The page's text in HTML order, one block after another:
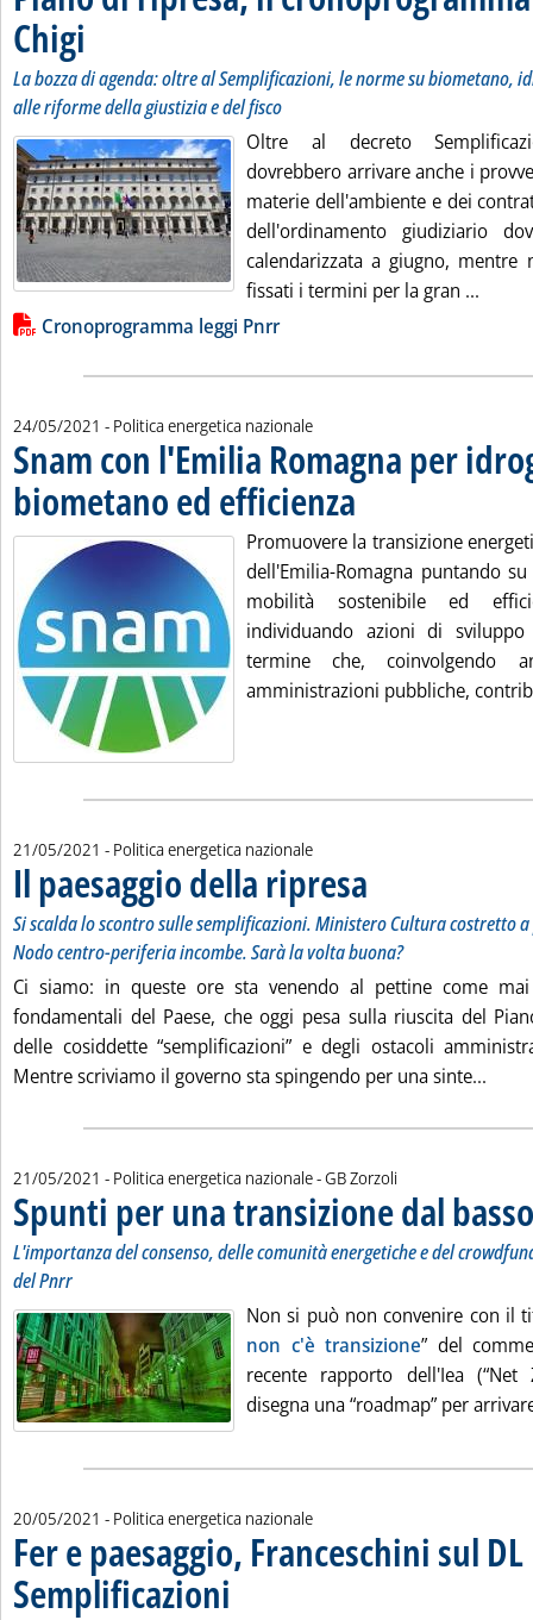
Chigi . Sottotitolo: La bozza di agenda: oltre al Semplificazioni, le norme su
. Pubblicata lunedì 24 maggio 2021 alle 12.54.
La bozza di agenda: oltre al Semplificazioni, le norme su biometano,
alle riforme della giustizia e del fisco
Oltre al decreto
dovrebbero arrivare anche i
materie dell'ambiente e dei
dell'ordinamento giudiziario
calendarizzata a giugno, mentre
fissati i termini per la gran ...
Lista allegati PDF alla notizia
Cronoprogramma leggi Pnrr
24/05/2021 - Politica energetica nazionale
Snam con l'Emilia Romagna per
biometano ed efficienza. Pubblicata lunedì 24 maggio
Promuovere la transizione
dell'Emilia-Romagna puntando
mobilità sostenibile ed
individuando azioni di
termine che, coinvolgendo
amministrazioni pubbliche,
21/05/2021 - Politica energetica nazionale
Il paesaggio della ripresa
Si scalda lo scontro sulle semplificazioni. Ministero Cultura costretto
Nodo centro-periferia incombe. Sarà la volta buona?
Ci siamo: in queste ore sta venendo al pettine come
fondamentali del Paese, che oggi pesa sulla riuscita del
delle cosiddette “semplificazioni” e degli ostacoli
Mentre scriviamo il governo sta spingendo per una sinte...
21/05/2021 - Politica energetica nazionale -di:
GB Zorzoli
Spunti per una transizione dal basso
L'importanza del consenso, delle comunità energetiche e del
del Pnrr
Non si può non convenire con il
non c'è transizione” del
recente rapporto dell'Iea
disegna una “roadmap” per
20/05/2021 - Politica energetica nazionale
Fer e paesaggio, Franceschini sul DL
Semplificazioni